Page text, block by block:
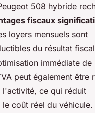
508 hybride
fiscaux
loyers mensuels sont
du résultat
immédiate de
peut également être
l'activité, ce qui réduit
coût réel du véhicule.